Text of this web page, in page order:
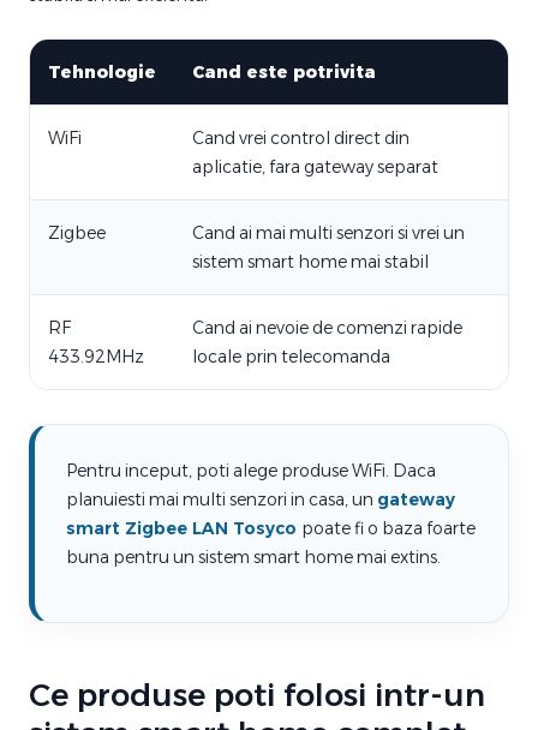
Tehnologie Cand este potrivita
WiFi
Cand vrei control direct din
aplicatie, fara gateway separat
Zigbee
Cand ai mai multi senzori si vrei un
sistem smart home mai stabil
RF
433.92MHz
Cand ai nevoie de comenzi rapide
locale prin telecomanda
Pentru inceput, poti alege produse WiFi. Daca
planuiesti mai multi senzori in casa, un gateway
smart Zigbee LAN Tosyco poate fi o baza foarte
buna pentru un sistem smart home mai extins.
Ce produse poti folosi intr-un